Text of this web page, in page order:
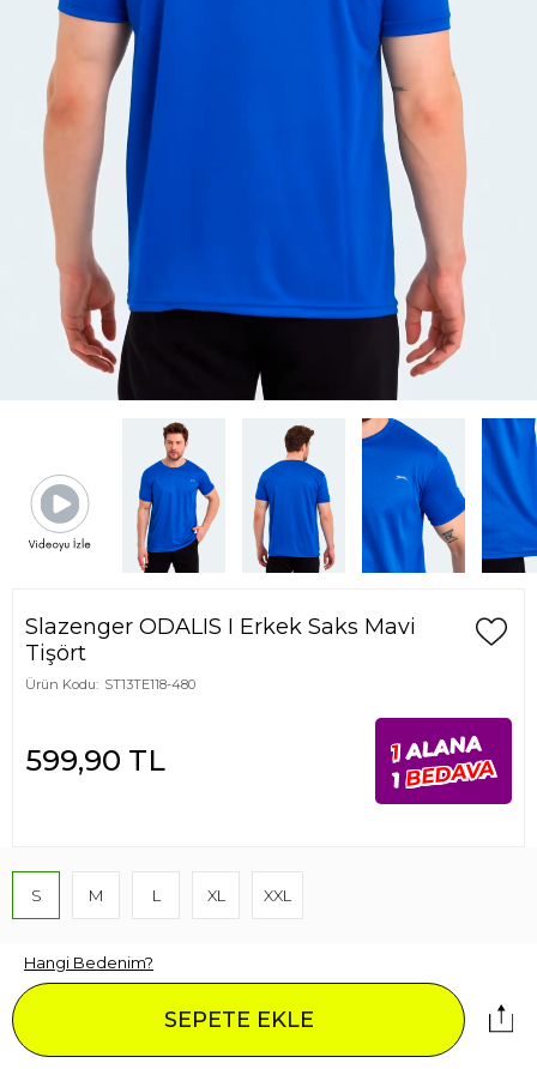
Slazenger ODALIS I Erkek Saks Mavi
Tişört
Ürün Kodu: ST13TE118-480
599,90 TL 1 ALANA
1BEDAVA
S M L XL XXL
Hangi Bedenim?
SEPETE EKLE